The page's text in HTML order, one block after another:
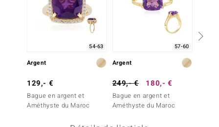
54-63
Argent
129,- €
Bague en argent et
Améthyste du Maroc
57-60
Argent
249,- € 180,- €
Bague en argent et
Améthyste du Maroc